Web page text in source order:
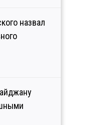
назвал